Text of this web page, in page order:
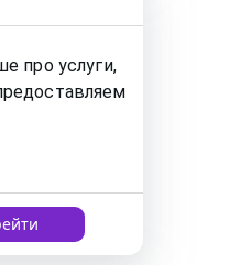
про услуги,